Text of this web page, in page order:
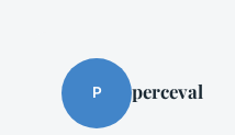
P perceval